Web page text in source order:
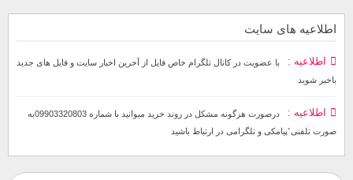
اطلاعیه های سایت
اطلاعیه
با عضویت در کانال تلگرام خاص فایل از آخرین اخبار سایت و فایل های جدید
باخبر شوید
اطلاعیه
درصورت هرگونه مشکل در روند خرید میوانید با شماره 09903320803به
صورت تلفنی٬پیامکی و تلگرامی در ارتباط باشید